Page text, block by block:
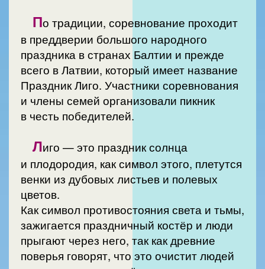
По традиции, соревнование проходит
в преддверии большого народного
праздника в странах Балтии и прежде
всего в Латвии, который имеет название
Праздник Лиго. Участники соревнования
и члены семей организовали пикник
в честь победителей.
Лиго — это праздник солнца
и плодородия, как символ этого, плетутся
венки из дубовых листьев и полевых
цветов.
Как символ противостояния света и тьмы,
зажигается праздничный костёр и люди
прыгают через него, так как древние
поверья говорят, что это очистит людей